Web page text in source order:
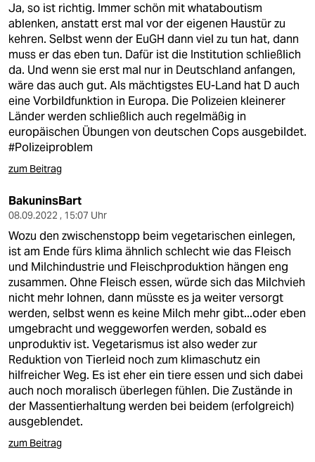
Ja, so ist richtig. Immer schön mit whataboutism
ablenken, anstatt erst mal vor der eigenen Haustür zu
kehren. Selbst wenn der EuGH dann viel zu tun hat, dann
muss er das eben tun. Dafür ist die Institution schließlich
da. Und wenn sie erst mal nur in Deutschland anfangen,
wäre das auch gut. Als mächtigstes EU-Land hat D auch
eine Vorbildfunktion in Europa. Die Polizeien kleinerer
Länder werden schließlich auch regelmäßig in
europäischen Übungen von deutschen Cops ausgebildet.
#Polizeiproblem
zum Beitrag
BakuninsBart
08.09.2022 , 15:07 Uhr
Wozu den zwischenstopp beim vegetarischen einlegen,
ist am Ende fürs klima ähnlich schlecht wie das Fleisch
und Milchindustrie und Fleischproduktion hängen eng
zusammen. Ohne Fleisch essen, würde sich das Milchvieh
nicht mehr lohnen, dann müsste es ja weiter versorgt
werden, selbst wenn es keine Milch mehr gibt...oder eben
umgebracht und weggeworfen werden, sobald es
unproduktiv ist. Vegetarismus ist also weder zur
Reduktion von Tierleid noch zum klimaschutz ein
hilfreicher Weg. Es ist eher ein tiere essen und sich dabei
auch noch moralisch überlegen fühlen. Die Zustände in
der Massentierhaltung werden bei beidem (erfolgreich)
ausgeblendet.
zum Beitrag